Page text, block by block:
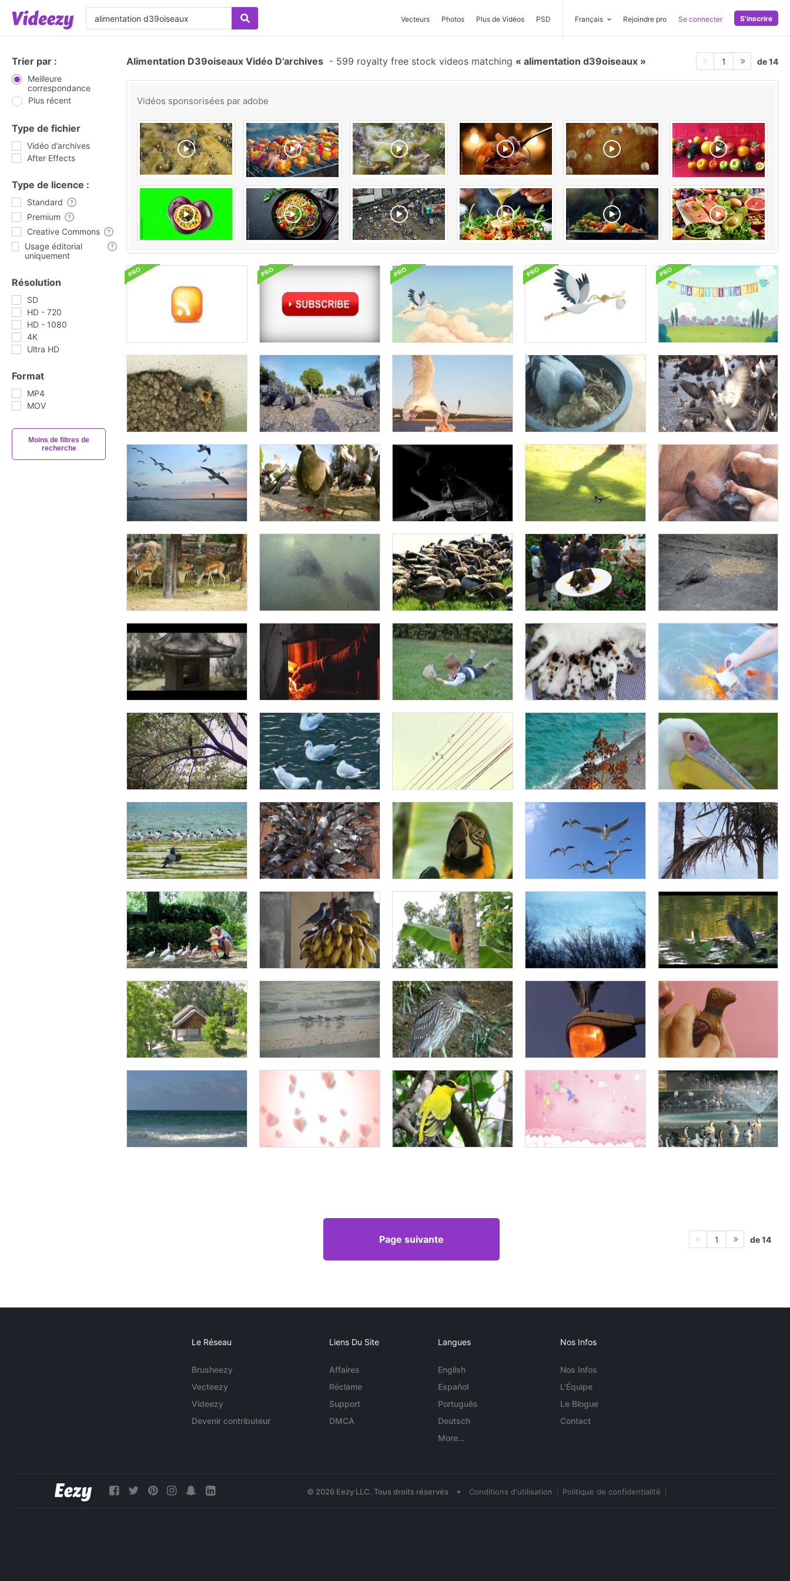
Vecteurs Photos Plus de Vidéos PSD Français Rejoindre pro Se connecter S'inscrire
Trier par :
Meilleure
correspondance
Plus récent
Type de fichier
Vidéo d’archives
After Effects
Type de licence :
Standard
Premium
Creative Commons
Usage éditorial
uniquement
Résolution
SD
HD - 720
HD - 1080
4K
Ultra HD
Format
MP4
MOV
Moins de filtres de
recherche
Alimentation D39oiseaux Vidéo D’archives - 599 royalty free stock videos matching alimentation d39oiseaux 1 de 14
Vidéos sponsorisées par adobe
Page suivante 1 de 14
Le Réseau
Brusheezy
Vecteezy
Videezy
Devenir contributeur
Liens Du Site
Affaires
Réclame
Support
DMCA
Langues
English
Español
Português
Deutsch
More...
Nos Infos
Nos Infos
L'Équipe
Le Blogue
Contact
© 2026 Eezy LLC. Tous droits réservés • Conditions d'utilisation Politique de confidentialité